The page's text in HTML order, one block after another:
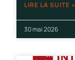
LIRE LA SUITE »
30 mai 2026